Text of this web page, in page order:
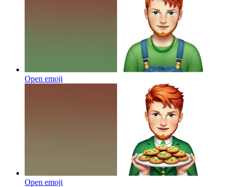
Open emoji
Open emoji